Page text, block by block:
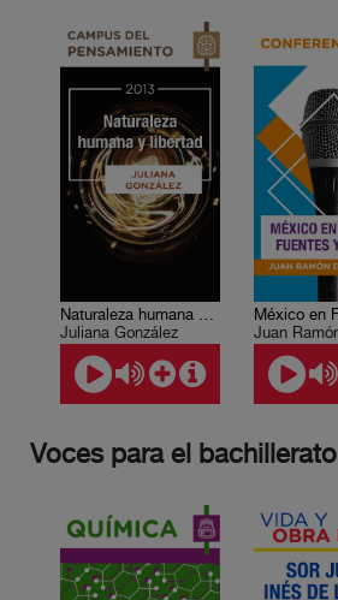
Naturaleza humana y libertad
Juliana González
Voces para el bachillerato